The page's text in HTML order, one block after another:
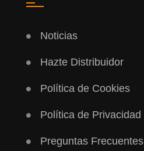
Noticias
Hazte Distribuidor
Política de Cookies
Política de Privacidad
Preguntas Frecuentes